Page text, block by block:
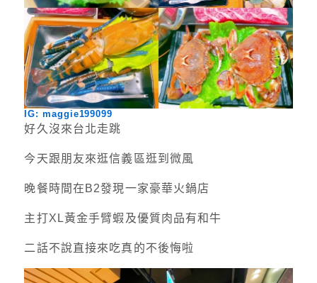
IG: maggie199099
好久沒來台北走跳
今天跟朋友來逛信義區逛到微風
晚餐時間在B2發現一家豪華火鍋店
主打XL黃金手臂蝦及優質肉品有和牛
二話不說直接來吃真的不後悔啦